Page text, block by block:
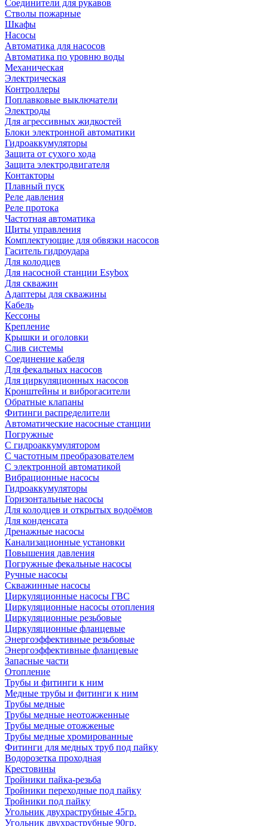
Соединители для рукавов
Стволы пожарные
Шкафы
Насосы
Автоматика для насосов
Автоматика по уровню воды
Механическая
Электрическая
Контроллеры
Поплавковые выключатели
Электроды
Для агрессивных жидкостей
Блоки электронной автоматики
Гидроаккумуляторы
Защита от сухого хода
Защита электродвигателя
Контакторы
Плавный пуск
Реле давления
Реле протока
Частотная автоматика
Щиты управления
Комплектующие для обвязки насосов
Гаситель гидроудара
Для колодцев
Для насосной станции Esybox
Для скважин
Адаптеры для скважины
Кабель
Кессоны
Крепление
Крышки и оголовки
Слив системы
Соединение кабеля
Для фекальных насосов
Для циркуляционных насосов
Кронштейны и виброгасители
Обратные клапаны
Фитинги распределители
Автоматические насосные станции
Погружные
С гидроаккумулятором
С частотным преобразователем
С электронной автоматикой
Вибрационные насосы
Гидроаккумуляторы
Горизонтальные насосы
Для колодцев и открытых водоёмов
Для конденсата
Дренажные насосы
Канализационные установки
Повышения давления
Погружные фекальные насосы
Ручные насосы
Скважинные насосы
Циркуляционные насосы ГВС
Циркуляционные насосы отопления
Циркуляционные резьбовые
Циркуляционные фланцевые
Энергоэффективные резьбовые
Энергоэффективные фланцевые
Запасные части
Отопление
Трубы и фитинги к ним
Медные трубы и фитинги к ним
Трубы медные
Трубы медные неотожженные
Трубы медные отожженые
Трубы медные хромированные
Фитинги для медных труб под пайку
Водорозетка проходная
Крестовины
Тройники пайка-резьба
Тройники переходные под пайку
Тройники под пайку
Угольник двухраструбные 45гр.
Угольник двухраструбные 90гр.